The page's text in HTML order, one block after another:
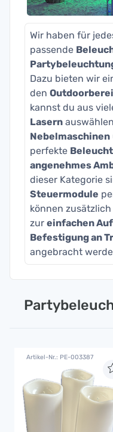
Wir haben für
passende
Dazu bieten wir
den
kannst du aus
Lasern
Nebelmaschinen
perfekte
angenehmes
dieser Kategorie
Steuermodule
können
zur einfachen
Befestigung an
angebracht
Artikel-Nr.: PE-003387